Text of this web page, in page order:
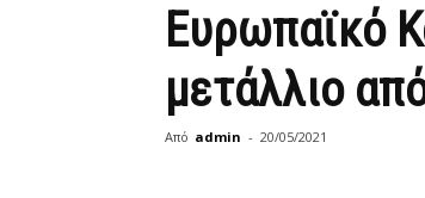
Ευρωπαϊκό
μετάλλιο
Από admin - 20/05/2021